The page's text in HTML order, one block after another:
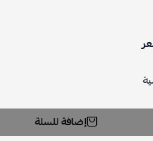
إضافة للسلة